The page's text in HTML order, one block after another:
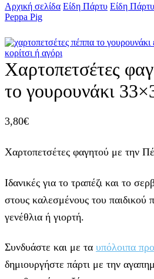
Αρχική σελίδα Είδη Πάρτυ Είδη
Peppa Pig
Χαρτοπετσέτες
το γουρουνάκι
3,80€
Χαρτοπετσέτες φαγητού με την
Ιδανικές για το τραπέζι και το
στους καλεσμένους του παιδικού
γενέθλια ή γιορτή.
Συνδυάστε και με τα υπόλοιπα
δημιουργήστε πάρτι με την